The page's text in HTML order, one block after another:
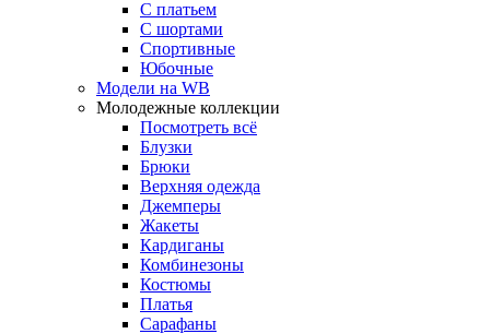
С платьем
С шортами
Спортивные
Юбочные
Модели на WB
Молодежные коллекции
Посмотреть всё
Блузки
Брюки
Верхняя одежда
Джемперы
Жакеты
Кардиганы
Комбинезоны
Костюмы
Платья
Сарафаны